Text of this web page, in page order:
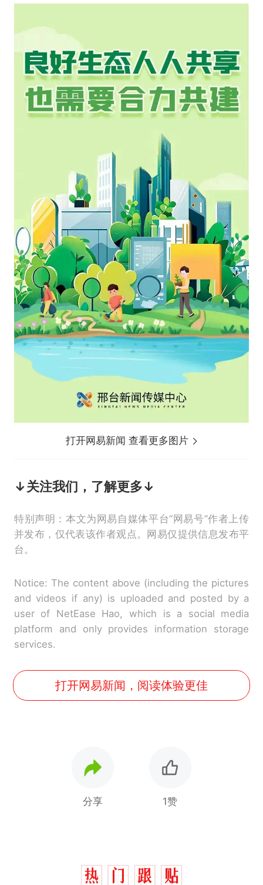
打开网易新闻 查看更多图片
↓关注我们，了解更多↓
特别声明：本文为网易自媒体平台“网易号”作者上传
并发布，仅代表该作者观点。网易仅提供信息发布平
台。
Notice: The content above (including the pictures
and videos if any) is uploaded and posted by a
user of NetEase Hao, which is a social media
platform and only provides information storage
services.
打开网易新闻，阅读体验更佳
分享 1赞